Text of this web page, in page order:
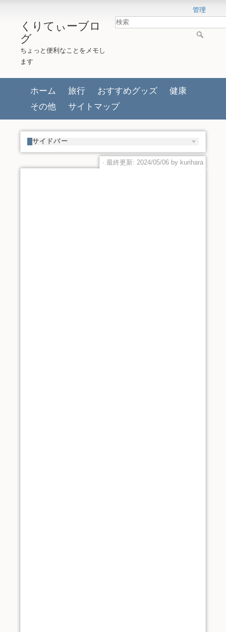
くりてぃーブロ
グ
ちょっと便利なことをメモし
ます
管理
ホーム 旅行 おすすめグッズ
健康
その他
サイトマップ
サイドバー
· 最終更新: 2024/05/06 by kurihara